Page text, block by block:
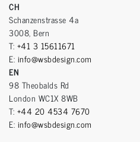
CH
Schanzenstrasse 4a
3008, Bern
T: +41 3 15611671
E: info@wsbdesign.com
EN
98 Theobalds Rd
London WC1X 8WB
T: +44 20 4534 7670
E: info@wsbdesign.com